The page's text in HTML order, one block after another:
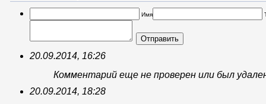
Имя
Отправить
20.09.2014, 16:26
Комментарий еще не проверен или был
20.09.2014, 18:28